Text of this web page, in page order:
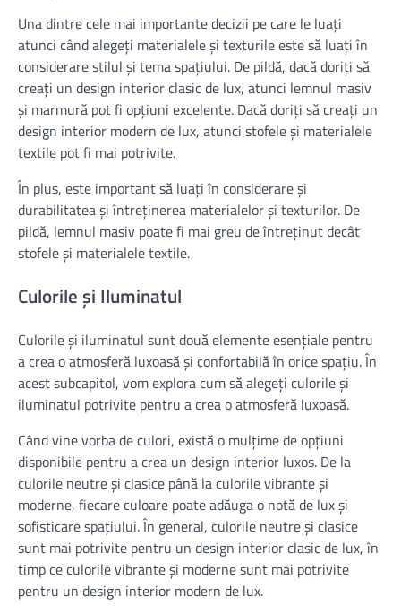
Una dintre cele mai importante decizii pe care le luați
atunci când alegeți materialele și texturile este să luați în
considerare stilul și tema spațiului. De pildă, dacă doriți să
creați un design interior clasic de lux, atunci lemnul masiv
și marmură pot fi opțiuni excelente. Dacă doriți să creați un
design interior modern de lux, atunci stofele și materialele
textile pot fi mai potrivite.
În plus, este important să luați în considerare și
durabilitatea și întreținerea materialelor și texturilor. De
pildă, lemnul masiv poate fi mai greu de întreținut decât
stofele și materialele textile.
Culorile și Iluminatul
Culorile și iluminatul sunt două elemente esențiale pentru
a crea o atmosferă luxoasă și confortabilă în orice spațiu. În
acest subcapitol, vom explora cum să alegeți culorile și
iluminatul potrivite pentru a crea o atmosferă luxoasă.
Când vine vorba de culori, există o mulțime de opțiuni
disponibile pentru a crea un design interior luxos. De la
culorile neutre și clasice până la culorile vibrante și
moderne, fiecare culoare poate adăuga o notă de lux și
sofisticare spațiului. În general, culorile neutre și clasice
sunt mai potrivite pentru un design interior clasic de lux, în
timp ce culorile vibrante și moderne sunt mai potrivite
pentru un design interior modern de lux.